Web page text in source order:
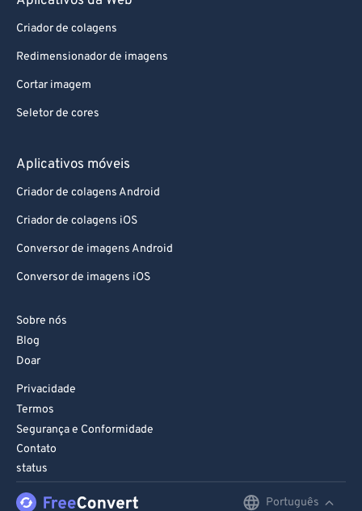
Criador de colagens
Redimensionador de imagens
Cortar imagem
Seletor de cores
Aplicativos móveis
Criador de colagens Android
Criador de colagens iOS
Conversor de imagens Android
Conversor de imagens iOS
Sobre nós
Blog
Doar
Privacidade
Termos
Segurança e Conformidade
Contato
status
Português